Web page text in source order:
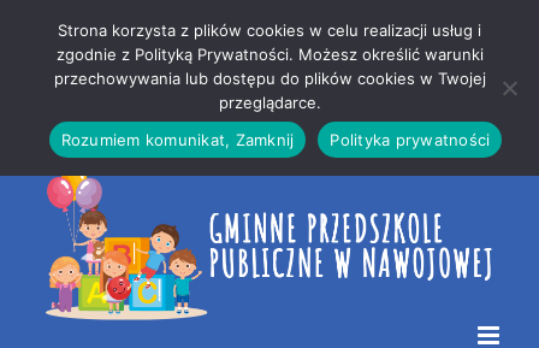
treści
strony
Strona korzysta z plików cookies w celu realizacji usług i
zgodnie z Polityką Prywatności. Możesz określić warunki
przechowywania lub dostępu do plików cookies w Twojej
przeglądarce.
Rozumiem komunikat, Zamknij
Polityka prywatności